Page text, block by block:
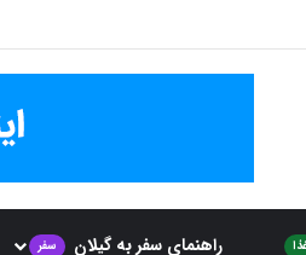
راهنمای سفر به گیلان سفر